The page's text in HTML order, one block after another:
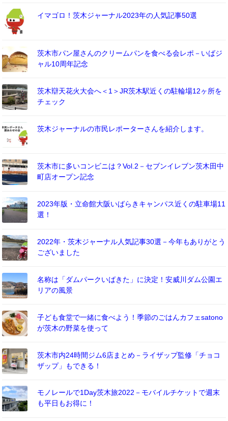
イマゴロ！茨木ジャーナル2023年の人気記事50選
茨木市パン屋さんのクリームパンを食べる会レポ－いばジ
ャル10周年記念
茨木辯天花火大会へ＜1＞JR茨木駅近くの駐輪場12ヶ所を
チェック
茨木ジャーナルの市民レポーターさんを紹介します。
茨木市に多いコンビニは？Vol.2－セブンイレブン茨木田中
町店オープン記念
2023年版・立命館大阪いばらきキャンパス近くの駐車場11
選！
2022年・茨木ジャーナル人気記事30選－今年もありがとう
ございました
名称は「ダムパークいばきた」に決定！安威川ダム公園エ
リアの風景
子ども食堂で一緒に食べよう！季節のごはんカフェsatono
が茨木の野菜を使って
茨木市内24時間ジム6店まとめ－ライザップ監修「チョコ
ザップ」もできる！
モノレールで1Day茨木旅2022－モバイルチケットで週末
も平日もお得に！